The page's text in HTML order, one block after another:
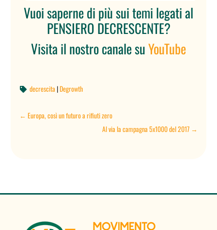
Vuoi saperne di più sui temi legati al
PENSIERO DECRESCENTE?
Visita il nostro canale suYouTube
 decrescita|Degrowth
←Europa, così un futuro a rifiuti zero
Al via la campagna 5x1000 del 2017→